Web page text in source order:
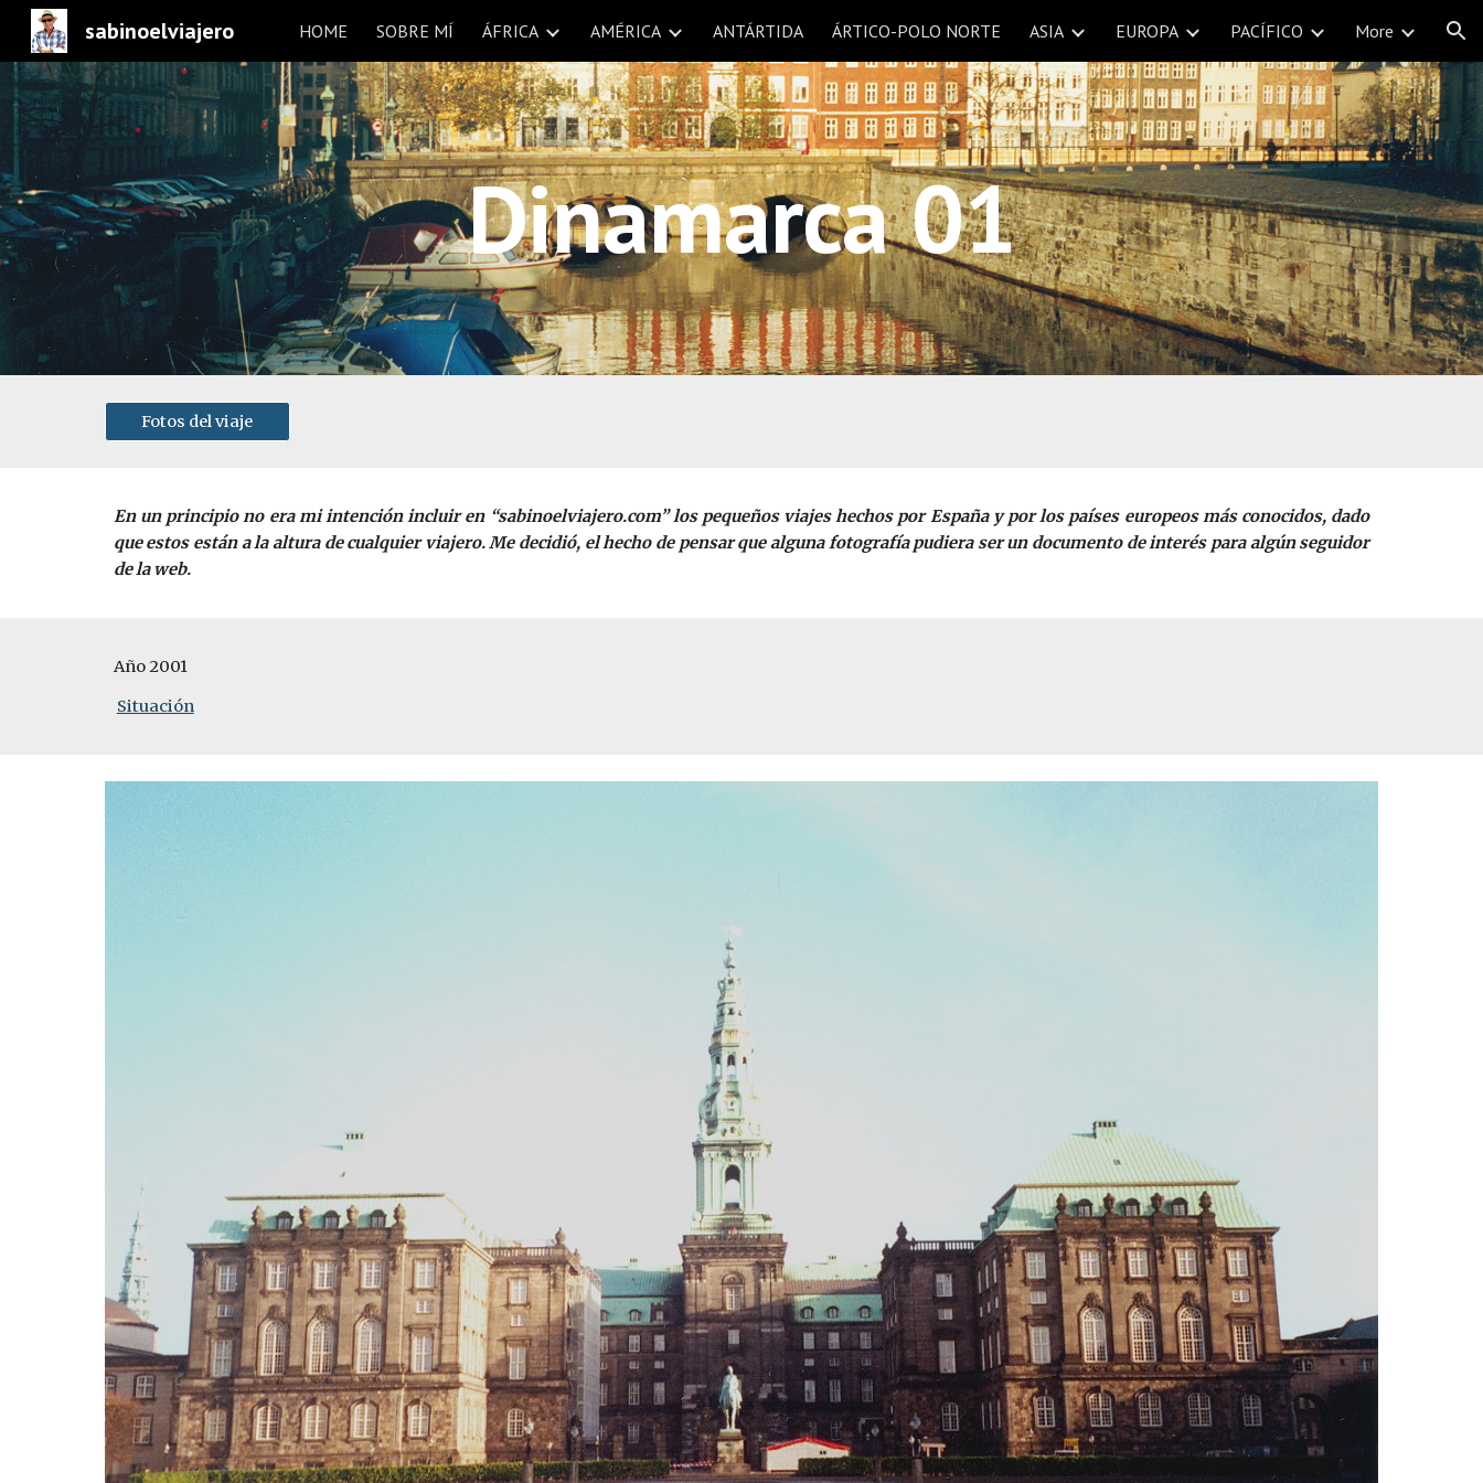
Skip to main content Skip to navigation
sabinoelviajero HOME SOBRE MÍ ÁFRICA AMÉRICA ANTÁRTIDA ÁRTICO-POLO NORTE ASIA EUROPA PACÍFICO More
Dinamarca 01
Fotos del viaje
En un principio no era mi intención incluir en “sabinoelviajero.com” los pequeños viajes hechos por España y por los países europeos más conocidos, dado
que estos están a la altura de cualquier viajero. Me decidió, el hecho de pensar que alguna fotografía pudiera ser un documento de interés para algún seguidor
de la web.
Año 2001
Situación